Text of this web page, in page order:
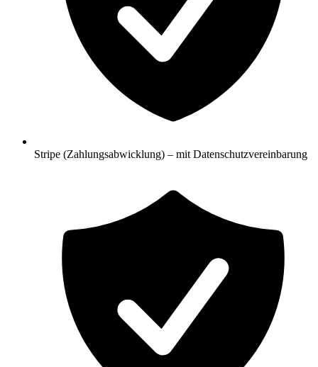
Stripe (Zahlungsabwicklung) – mit Datenschutzvereinbarung